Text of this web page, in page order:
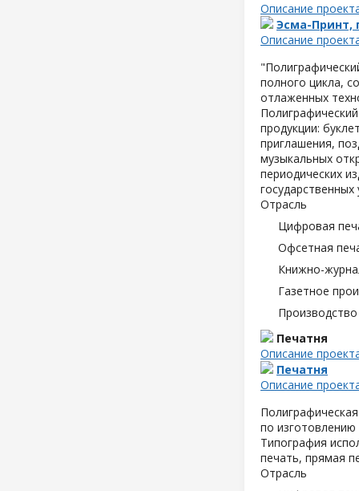
Описание
Эсма-Принт,
Описание
полного цикла,
отлаженных
продукции:
приглашения,
музыкальных
периодических
Отрасль
Цифровая
Офсетная
Книжно-
Газетное
Печатня
Описание
Печатня
Описание
по
Типография
печать, прямая
Отрасль